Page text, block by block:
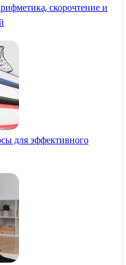
скорочтение и
для эффективного